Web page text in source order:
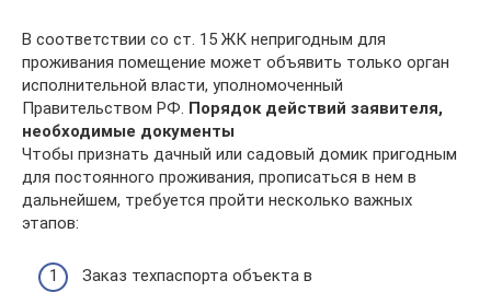
В соответствии со ст. 15 ЖК непригодным для
проживания помещение может объявить только орган
исполнительной власти, уполномоченный
Правительством РФ. Порядок действий заявителя,
необходимые документы
Чтобы признать дачный или садовый домик пригодным
для постоянного проживания, прописаться в нем в
дальнейшем, требуется пройти несколько важных
этапов:
Заказ техпаспорта объекта в